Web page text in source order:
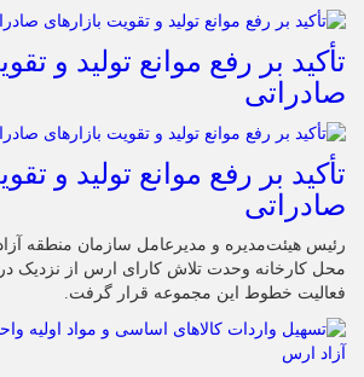
تأکید بر رفع موانع تولید و
صادراتی
تأکید بر رفع موانع تولید و
صادراتی
رئیس هیئت‌مدیره و مدیرعامل سازمان منطقه
محل کارخانه وحدت تلاش کارای ارس از نزدیک در
فعالیت خطوط این مجموعه قرار گرفت.